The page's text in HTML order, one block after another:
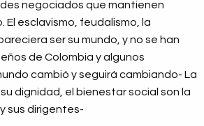
negociados que mantienen
esclavismo, feudalismo, la
ser su mundo, y no se han
de Colombia y algunos
cambió y seguirá cambiando- La
dignidad, el bienestar social son la
sus dirigentes-